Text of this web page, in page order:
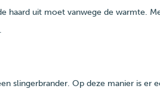
haard uit moet vanwege de warmte.
slingerbrander. Op deze manier is er